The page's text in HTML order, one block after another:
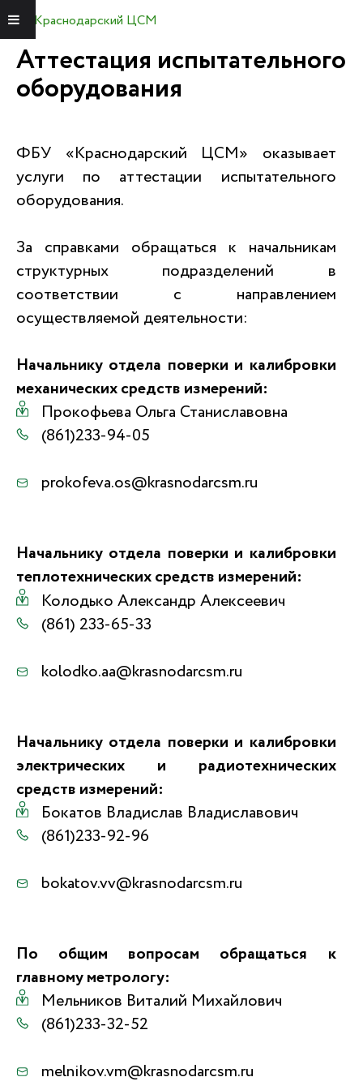
Аттестация испытательного
оборудования
ФБУ «Краснодарский ЦСМ» оказывает
услуги по аттестации испытательного
оборудования.
За справками обращаться к начальникам
структурных подразделений в
соответствии с направлением
осуществляемой деятельности:
Начальнику отдела поверки и калибровки
механических средств измерений:
Прокофьевa Ольгa Станиславовнa
(861)233-94-05
prokofeva.os@krasnodarcsm.ru
Начальнику отдела поверки и калибровки
теплотехнических средств измерений:
Колодько Александр Алексеевич
(861) 233-65-33
kolodko.aa@krasnodarcsm.ru
Начальнику отдела поверки и калибровки
электрических и радиотехнических
средств измерений:
Бокатов Владислав Владиславович
(861)233-92-96
bokatov.vv@krasnodarcsm.ru
По общим вопросам обращаться к
главному метрологу:
Мельников Виталий Михайлович
(861)233-32-52
melnikov.vm@krasnodarcsm.ru
Краснодарский ЦСМ